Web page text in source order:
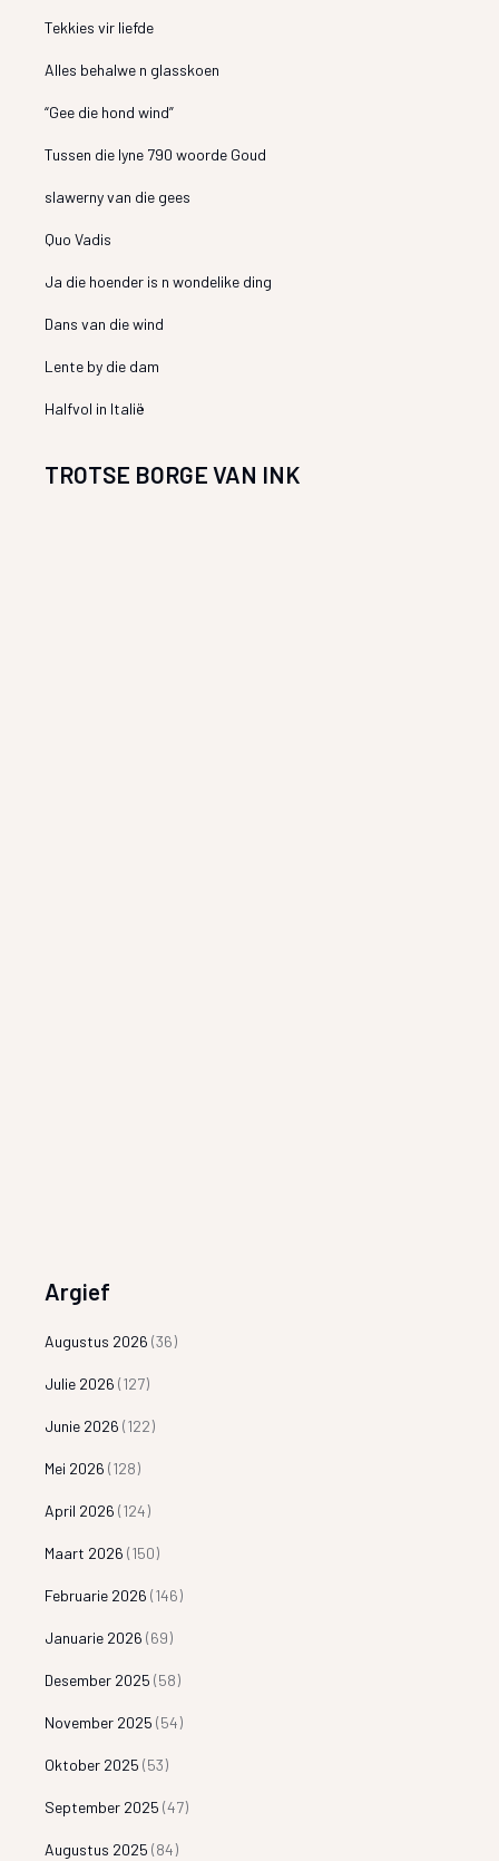
Tekkies vir liefde
Alles behalwe n glasskoen
“Gee die hond wind”
Tussen die lyne 790 woorde Goud
slawerny van die gees
Quo Vadis
Ja die hoender is n wondelike ding
Dans van die wind
Lente by die dam
Halfvol in Italië
TROTSE BORGE VAN INK
Argief
Augustus 2026 (36)
Julie 2026 (127)
Junie 2026 (122)
Mei 2026 (128)
April 2026 (124)
Maart 2026 (150)
Februarie 2026 (146)
Januarie 2026 (69)
Desember 2025 (58)
November 2025 (54)
Oktober 2025 (53)
September 2025 (47)
Augustus 2025 (84)